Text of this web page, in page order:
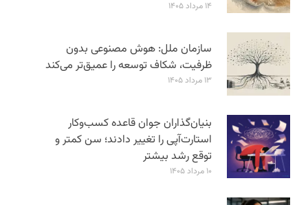
۱۴ مرداد ۱۴۰۵
سازمان ملل: هوش مصنوعی بدون
ظرفیت، شکاف توسعه را عمیق‌تر می‌کند
۱۳ مرداد ۱۴۰۵
بنیان‌گذاران جوان قاعده کسب‌وکار
استارت‌آپی را تغییر دادند؛ سن‌ کمتر و
توقع رشد بیشتر
۱۰ مرداد ۱۴۰۵